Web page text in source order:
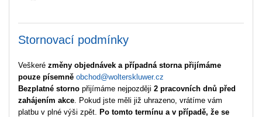
Stornovací podmínky
Veškeré změny objednávek a případná storna přijímáme
pouze písemně obchod@wolterskluwer.cz
Bezplatné storno přijímáme nejpozději 2 pracovních dnů před
zahájením akce . Pokud jste měli již uhrazeno, vrátíme vám
platbu v plné výši zpět. Po tomto termínu a v případě, že se